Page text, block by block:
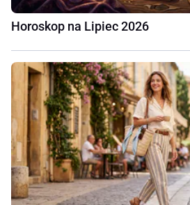
Horoskop na Lipiec 2026